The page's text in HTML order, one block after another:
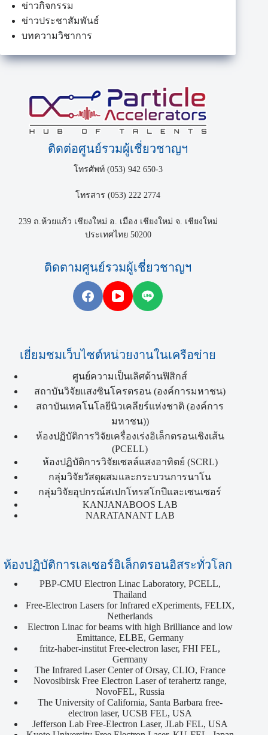
ข่าวกิจกรรม
ข่าวประชาสัมพันธ์
บทความวิชาการ
ติดต่อศูนย์รวมผู้เชี่ยวชาญฯ
โทรศัพท์ (053) 942 650-3
โทรสาร (053) 222 2774
239 ถ.ห้วยแก้ว เชียงใหม่ อ. เมือง เชียงใหม่ จ. เชียงใหม่
ประเทศไทย 50200
ติดตามศูนย์รวมผู้เชี่ยวชาญฯ
เยี่ยมชมเว็บไซต์หน่วยงานในเครือข่าย
ศูนย์ความเป็นเลิศด้านฟิสิกส์
สถาบันวิจัยแสงซินโครตรอน (องค์การมหาชน)
สถาบันเทคโนโลยีนิวเคลียร์แห่งชาติ (องค์การ
มหาชน))
ห้องปฏิบัติการวิจัยเครื่องเร่งอิเล็กตรอนเชิงเส้น
(PCELL)
ห้องปฏิบัติการวิจัยเซลล์แสงอาทิตย์ (SCRL)
กลุ่มวิจัยวัสดุผสมและกระบวนการนาโน
กลุ่มวิจัยอุปกรณ์สเปกโทรสโกปีและเซนเซอร์
KANJANABOOS LAB
NARATANANT LAB
ห้องปฏิบัติการเลเซอร์อิเล็กตรอนอิสระทั่วโลก
PBP-CMU Electron Linac Laboratory, PCELL,
Thailand
Free-Electron Lasers for Infrared eXperiments, FELIX,
Netherlands
Electron Linac for beams with high Brilliance and low
Emittance, ELBE, Germany
fritz-haber-institut Free-electron laser, FHI FEL,
Germany
The Infrared Laser Center of Orsay, CLIO, France
Novosibirsk Free Electron Laser of terahertz range,
NovoFEL, Russia
The University of California, Santa Barbara free-
electron laser, UCSB FEL, USA
Jefferson Lab Free-Electron Laser, JLab FEL, USA